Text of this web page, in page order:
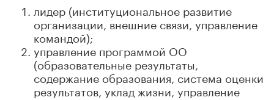
лидер (институциональное развитие
организации, внешние связи, управление
командой);
управление программой ОО
(образовательные результаты,
содержание образования, система оценки
результатов, уклад жизни, управление